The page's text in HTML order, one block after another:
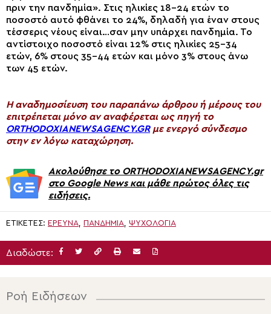
πριν την πανδημία». Στις ηλικίες 18-24 ετών το
ποσοστό αυτό φθάνει το 24%, δηλαδή για έναν στους
τέσσερις νέους είναι…σαν μην υπάρχει πανδημία. Το
αντίστοιχο ποσοστό είναι 12% στις ηλικίες 25-34
ετών, 6% στους 35-44 ετών και μόνο 3% στους άνω
των 45 ετών.
H αναδημοσίευση του παραπάνω άρθρου ή μέρους του
επιτρέπεται μόνο αν αναφέρεται ως πηγή το
ORTHODOXIANEWSAGENCY.GRμε ενεργό σύνδεσμο
στην εν λόγω καταχώρηση.
Ακολούθησε το ORTHODOXIANEWSAGENCY.gr
στο Google News και μάθε πρώτος όλες τις
ειδήσεις.
ΕΤΙΚΈΤΕΣ: ΈΡΕΥΝΑ, ΠΑΝΔΗΜΙΑ, ΨΥΧΟΛΟΓΙΑ
Διαδώστε:
Ροή Ειδήσεων